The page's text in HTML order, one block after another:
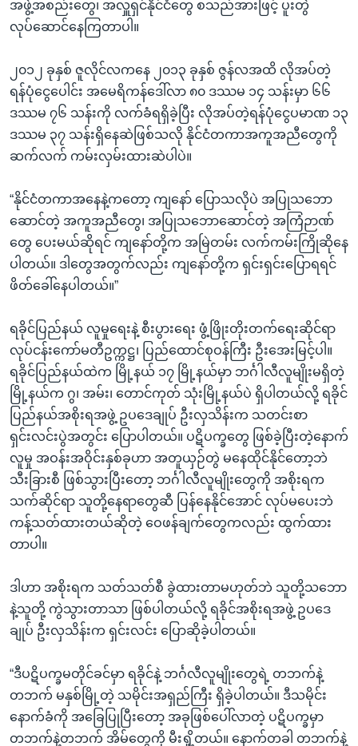
အဖွဲ့အစည်းတွေ၊ အလှူရှင်နိုင်ငံတွေ စသည်အားဖြင့် ပူးတွဲ
လုပ်ဆောင်နေကြတာပါ။
၂၀၁၂ ခုနှစ် ဇူလိုင်လကနေ ၂၀၁၃ ခုနှစ် ဇွန်လအထိ လိုအပ်တဲ့
ရန်ပုံငွေပေါင်း အမေရိကန်ဒေါ်လာ ၈၀ ဒဿမ ၁၄ သန်းမှာ ၆၆
ဒဿမ ၇၆ သန်းကို လက်ခံရရှိခဲ့ပြီး လိုအပ်တဲ့ရန်ပုံငွေပမာဏ ၁၃
ဒဿမ ၃၇ သန်းရှိနေဆဲဖြစ်သလို နိုင်ငံတကာအကူအညီတွေကို
ဆက်လက် ကမ်းလှမ်းထားဆဲပါပဲ။
“နိုင်ငံတကာအနေနဲ့ကတော့ ကျနော် ပြောသလိုပဲ အပြုသဘော
ဆောင်တဲ့ အကူအညီတွေ၊ အပြုသဘောဆောင်တဲ့ အကြံဉာဏ်
တွေ ပေးမယ်ဆိုရင် ကျနော်တို့က အမြဲတမ်း လက်ကမ်းကြိုဆိုနေ
ပါတယ်။ ဒါတွေအတွက်လည်း ကျနော်တို့က ရှင်းရှင်းပြောရရင်
ဖိတ်ခေါ်နေပါတယ်။”
ရခိုင်ပြည်နယ် လူမှုရေးနဲ့ စီးပွားရေး ဖွံ့ဖြိုးတိုးတက်ရေးဆိုင်ရာ
လုပ်ငန်းကော်မတီဥက္ကဋ္ဌ၊ ပြည်ထောင်စုဝန်ကြီး ဦးအေးမြင့်ပါ။
ရခိုင်ပြည်နယ်ထဲက မြို့နယ် ၁၇ မြို့နယ်မှာ ဘင်္ဂါလီလူမျိုးမရှိတဲ့
မြို့နယ်က ဂွ၊ အမ်း၊ တောင်ကုတ် သုံးမြို့နယ်ပဲ ရှိပါတယ်လို့ ရခိုင်
ပြည်နယ်အစိုးရအဖွဲ့ ဥပဒေချုပ် ဦးလှသိန်းက သတင်းစာ
ရှင်းလင်းပွဲအတွင်း ပြောပါတယ်။ ပဋိပက္ခတွေ ဖြစ်ခဲ့ပြီးတဲ့နောက်
လူမှု အဝန်းအဝိုင်းနှစ်ခုဟာ အတူယှဉ်တွဲ မနေထိုင်နိုင်တော့ဘဲ
သီးခြားစီ ဖြစ်သွားပြီးတော့ ဘင်္ဂါလီလူမျိုးတွေကို အစိုးရက
သက်ဆိုင်ရာ သူတို့နေရာတွေဆီ ပြန်နေနိုင်အောင် လုပ်မပေးဘဲ
ကန့်သတ်ထားတယ်ဆိုတဲ့ ဝေဖန်ချက်တွေကလည်း ထွက်ထား
တာပါ။
ဒါဟာ အစိုးရက သတ်သတ်စီ ခွဲထားတာမဟုတ်ဘဲ သူတို့သဘော
နဲ့သူတို့ ကွဲသွားတာသာ ဖြစ်ပါတယ်လို့ ရခိုင်အစိုးရအဖွဲ့ ဥပဒေ
ချုပ် ဦးလှသိန်းက ရှင်းလင်း ပြောဆိုခဲ့ပါတယ်။
“ဒီပဋိပက္ခမတိုင်ခင်မှာ ရခိုင်နဲ့ ဘင်္ဂလီလူမျိုးတွေရဲ့ တဘက်နဲ့
တဘက် မနှစ်မြို့တဲ့ သမိုင်းအရှည်ကြီး ရှိခဲ့ပါတယ်။ ဒီသမိုင်း
နောက်ခံကို အခြေပြုပြီးတော့ အခုဖြစ်ပေါ်လာတဲ့ ပဋိပက္ခမှာ
တဘက်နဲ့တဘက် အိမ်တွေကို မီးရှို့တယ်။ နောက်တခါ တဘက်နဲ့